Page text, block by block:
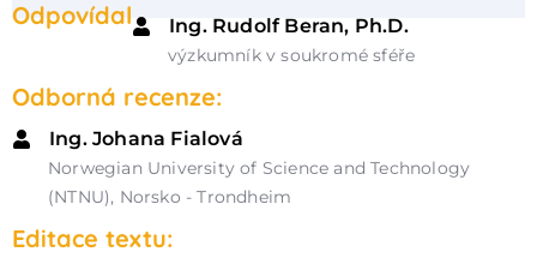
Odpovídal Ing. Rudolf Beran, Ph.D.
výzkumník v soukromé sféře
Odborná recenze:
Ing. Johana Fialová
Norwegian University of Science and Technology
(NTNU), Norsko - Trondheim
Editace textu: